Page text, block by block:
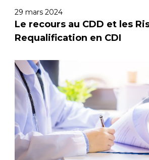
29 mars 2024
Le recours au CDD et les
Requalification en CDI